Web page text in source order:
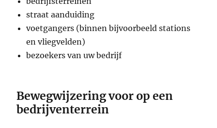
straat aanduiding
voetgangers (binnen bijvoorbeeld stations
en vliegvelden)
bezoekers van uw bedrijf
Bewegwijzering voor op een
bedrijventerrein